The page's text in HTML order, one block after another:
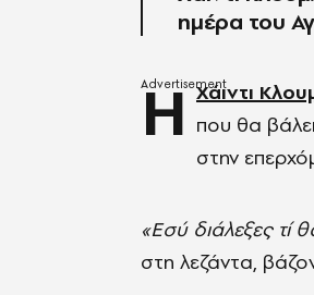
ημέρα του
Η Χάιντι
που θα
στην
«Εσύ διάλεξες τί
στη λεζάντα,